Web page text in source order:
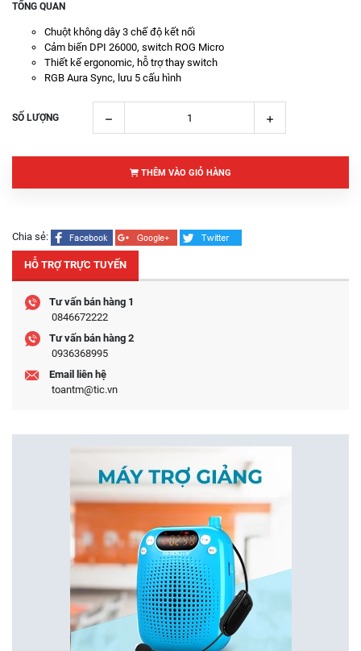
TỔNG QUAN
Chuột không dây 3 chế độ kết nối
Cảm biến DPI 26000, switch ROG Micro
Thiết kế ergonomic, hỗ trợ thay switch
RGB Aura Sync, lưu 5 cấu hình
SỐ LƯỢNG
THÊM VÀO GIỎ HÀNG
Chia sẻ:
HỖ TRỢ TRỰC TUYẾN
Tư vấn bán hàng 1
0846672222
Tư vấn bán hàng 2
0936368995
Email liên hệ
toantm@tic.vn